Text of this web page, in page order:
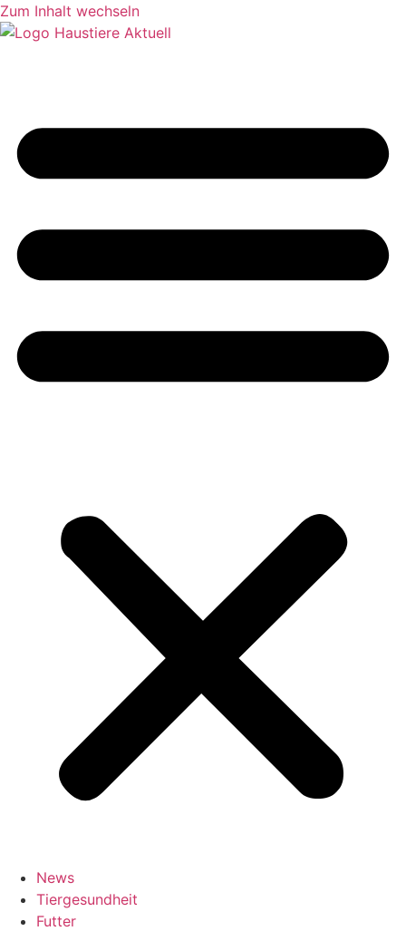
Zum Inhalt wechseln
News
Tiergesundheit
Futter